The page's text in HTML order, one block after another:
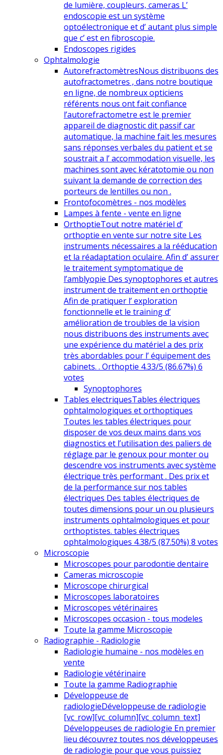
de lumière, coupleurs, cameras L’
endoscopie est un système
optoélectronique et d’ autant plus simple
que c’ est en fibroscopie.
Endoscopes rigides
Ophtalmologie
AutorefractomètresNous distribuons des
autofractometres , dans notre boutique
en ligne, de nombreux opticiens
référents nous ont fait confiance
l’autorefractometre est le premier
appareil de diagnostic dit passif car
automatique, la machine fait les mesures
sans réponses verbales du patient et se
soustrait a l’ accommodation visuelle, les
machines sont avec kératotomie ou non
suivant la demande de correction des
porteurs de lentilles ou non .
Frontofocomètres - nos modèles
Lampes à fente - vente en ligne
OrthoptieTout notre matériel d’
orthoptie en vente sur notre site Les
instruments nécessaires a la rééducation
et la réadaptation oculaire. Afin d’ assurer
le traitement symptomatique de
l’amblyopie Des synoptophores et autres
instrument de traitement en orthoptie
Afin de pratiquer l’ exploration
fonctionnelle et le training d’
amélioration de troubles de la vision
nous distribuons des instruments avec
une expérience du matériel a des prix
très abordables pour l’ équipement des
cabinets. . Orthoptie 4.33/5 (86.67%) 6
votes
Synoptophores
Tables electriquesTables électriques
ophtalmologiques et orthoptiques
Toutes les tables électriques pour
disposer de vos deux mains dans vos
diagnostics et l’utilisation des paliers de
réglage par le genoux pour monter ou
descendre vos instruments avec système
électrique très performant . Des prix et
de la performance sur nos tables
électriques Des tables électriques de
toutes dimensions pour un ou plusieurs
instruments ophtalmologiques et pour
orthoptistes. tables électriques
ophtalmologiques 4.38/5 (87.50%) 8 votes
Microscopie
Microscopes pour parodontie dentaire
Cameras microscopie
Microscope chirurgical
Microscopes laboratoires
Microscopes vétérinaires
Microscopes occasion - tous modeles
Toute la gamme Microscopie
Radiographie - Radiologie
Radiologie humaine - nos modèles en
vente
Radiologie vétérinaire
Toute la gamme Radiographie
Développeuse de
radiologieDéveloppeuse de radiologie
[vc_row][vc_column][vc_column_text]
Développeuses de radiologie En premier
lieu découvrez toutes nos développeuses
de radiologie pour que vous puissiez